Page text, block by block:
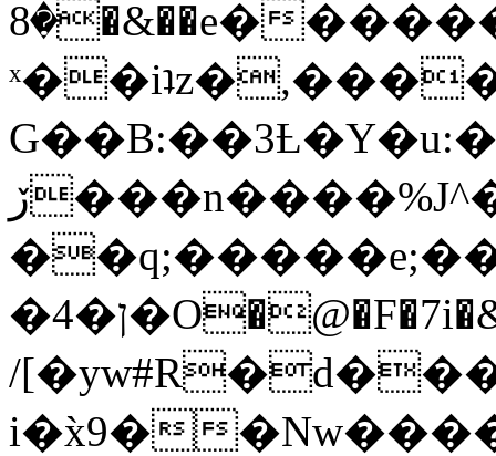
�8�&��e�������:�\���{��9�����g��f�r?
ڒ���n����%J^�}
/
i�x̀9�